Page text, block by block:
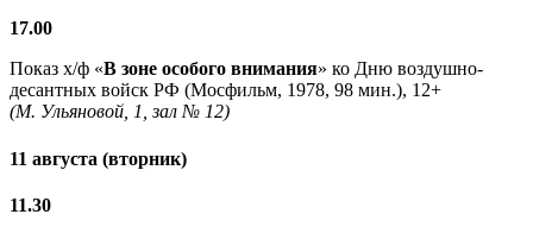
17.00
Показ х/ф «В зоне особого внимания» ко Дню воздушно-
десантных войск РФ (Мосфильм, 1978, 98 мин.), 12+
(М. Ульяновой, 1, зал № 12)
11 августа (вторник)
11.30